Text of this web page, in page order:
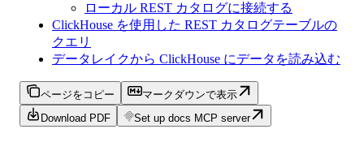
ローカル REST カタログに接続する
ClickHouse を使用した REST カタログテーブルの
クエリ
データレイクから ClickHouse にデータを読み込む
ページをコピー
マークダウンで表示
Download PDF
Set up docs MCP server